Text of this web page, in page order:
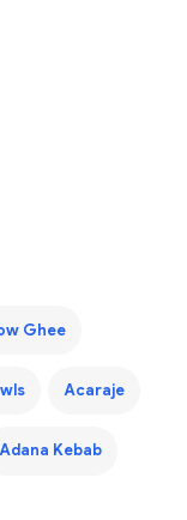
Ghee
Acaraje
Adana Kebab